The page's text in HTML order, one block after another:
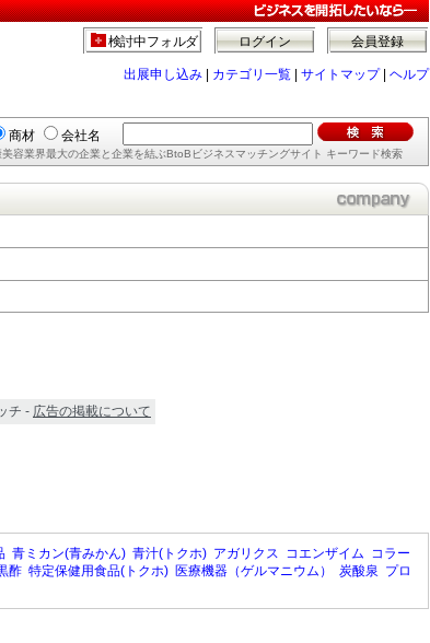
会員登録
ログイン
検討中フォルダ
出展申し込み カテゴリ一覧 サイトマップ| ヘルプ
商材 会社名
美容業界最大の企業と企業を結ぶBtoBビジネスマッチングサイト キーワード検索
チ - 広告の掲載について
青ミカン(青みかん) 青汁(トクホ) アガリクス コエンザイム コラー
酢 特定保健用食品(トクホ) 医療機器（ゲルマニウム） 炭酸泉 プロ